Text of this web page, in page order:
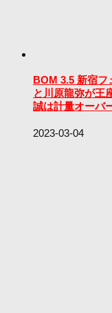
BOM 3.5 新宿フ
と川原龍弥が王
誠は計量オーバ
2023-03-04